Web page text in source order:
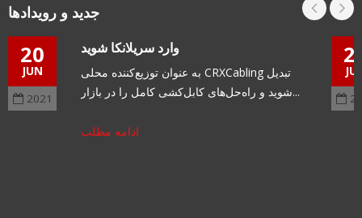
جدید و رویدادها
20
JUN
2021
وارد سریلانکا شوید
به عنوان توزیع‌کننده محلی CRXCabling تبدیل
شوید و راه‌حل‌های کابل‌کشی کامل را در بازار...
ادامه مطلب